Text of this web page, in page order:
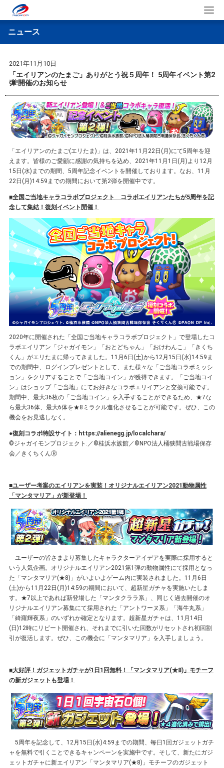
ニュース
2021年11月10日
「エイリアンのたまご」ありがとう祝５周年！ 5周年イベント第2
弾!開催のお知らせ
「エイリアンのたまご(エリたま)」は、2021年11月22日(月)にて5周年を迎
えます。皆様のご愛顧に感謝の気持ちを込め、2021年11月1日(月)より12月
15日(水)までの期間、5周年記念イベントを開催しております。なお、11月
22日(月)14:59までの期間において第2弾を開催中です。
■全国ご当地キャラコラボプロジェクト コラボエイリアンたちが5周年を記
念して集結！復刻イベント開催！
2020年に開催された「全国ご当地キャラコラボプロジェクト」で登場したコ
ラボエイリアン「ジャガイモン」「おとどちゃん」「おけわんこ」「きくち
くん」がエリたまに帰ってきました。11月6日(土)から12月15日(水)14:59ま
での期間中、ログインプレゼントとして、また様々な「ご当地コラボミッシ
ョン」をクリアすることで「ご当地コイン」が獲得できます。「ご当地コイ
ン」はショップ「ご当地」にてお好きなコラボエリイアンと交換可能です。
期間中、最大36枚の「ご当地コイン」を入手することができるため、★7な
ら最大36体、最大6体を★8ミラクル進化させることが可能です。ぜひ、この
機会をお見逃しなく。
●復刻コラボ特設サイト： https://alienegg.jp/localchara/
©ジャガイモンプロジェクト.／©桂浜水族館／©NPO法人桶狭間古戦場保存
会／きくちくんⓇ
■ユーザー考案のエイリアンを実装！オリジナルエイリアン2021動物属性
「マンタマリア」が新登場！
ユーザーの皆さまより募集したキャラクターアイデアを実際に採用すると
いう人気企画。オリジナルエイリアン2021第1弾の動物属性にて採用となっ
た「マンタマリア(★8)」がいよいよゲーム内に実装されました。11月6日
(土)から11月22日(月)14:59の期間において、超新星ガチャを実施いたしま
す。★7以上であれば新登場した「マンタクララ系」、同じく過去開催のオ
リジナルエイリアン募集にて採用された「アントワーヌ系」「海牛丸系」
「綺羅輝夜系」のいずれか確定となります。超新星ガチャは、11月14日
(日)12時にリピート開催され、それまでに引いた回数がリセットされ初回割
引が復活します。ぜひ、この機会に「マンタマリア」を入手しましょう。
■大好評！ガジェットガチャが1日1回無料！「マンタマリア(★8)」モチーフ
の新ガジェットも登場！
5周年を記念して、12月15日(水)4:59までの期間、毎日1回ガジェットガチ
ャを無料で引くことできるキャンペーンを実施中です。そして、新たにガジ
ェットガチャに新エイリアン「マンタマリア(★8)」モチーフのガジェット